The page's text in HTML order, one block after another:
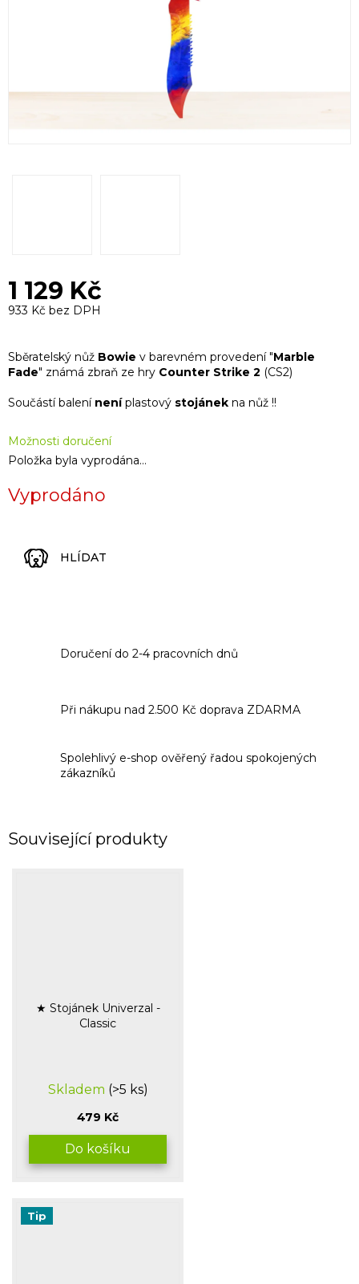
1 129 Kč
933 Kč bez DPH
cena:
Vyprodáno
Možnosti doručení
Položka byla vyprodána…
Sběratelský nůž Bowie v barevném provedení "Marble
Fade" známá zbraň ze hry Counter Strike 2 (CS2)
Součástí balení neníplastový stojánek na nůž !!
HLÍDAT
Doručení do 2-4 pracovních dnů
Při nákupu nad 2.500 Kč doprava ZDARMA
Spolehlivý e-shop ověřený řadou spokojených
zákazníků
Související produkty
★ Stojánek Univerzal -
Classic
hodnocení
je
5,0
z
5
Skladem (>5 ks)
479 Kč
Do košíku
Tip